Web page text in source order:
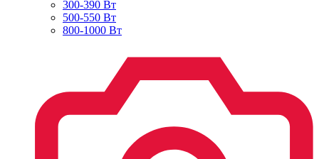
300-390 Вт
500-550 Вт
800-1000 Вт